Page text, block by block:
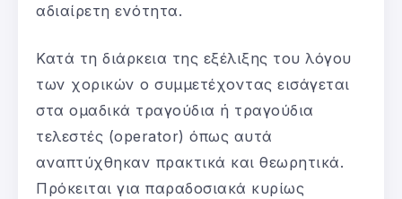
αδιαίρετη ενότητα.
Κατά τη διάρκεια της εξέλιξης του λόγου
των χορικών ο συμμετέχοντας εισάγεται
στα ομαδικά τραγούδια ή τραγούδια
τελεστές (operator) όπως αυτά
αναπτύχθηκαν πρακτικά και θεωρητικά.
Πρόκειται για παραδοσιακά κυρίως